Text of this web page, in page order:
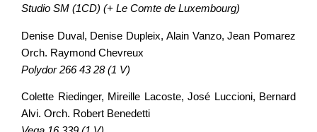
Studio SM (1CD) (+ Le Comte de Luxembourg)
Denise Duval, Denise Dupleix, Alain Vanzo, Jean Pomarez
Orch. Raymond Chevreux
Polydor 266 43 28 (1 V)
Colette Riedinger, Mireille Lacoste, José Luccioni, Bernard
Alvi. Orch. Robert Benedetti